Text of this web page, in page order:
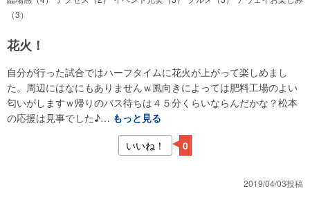
（3）
花火！
自分が行った試合ではハーフタイムに花火が上がって楽しめまし
た。周辺にはなにもありませんｗ風向きによっては肥料工場のよい
匂いがしますｗ帰りのバス待ちは４５分くらいならんだかな？松本
の応援は見事でした♪… もっと見る
いいね！
0
2019/04/03投稿